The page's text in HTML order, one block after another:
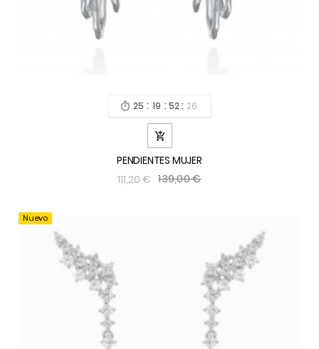
 25 : 19 : 52 : 24

PENDIENTES MUJER
111,20 € 139,00 €
Nuevo